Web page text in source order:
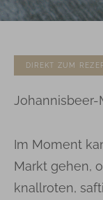
DIREKT ZUM
Johannisbeer-
Im Moment
Markt gehen,
knallroten,